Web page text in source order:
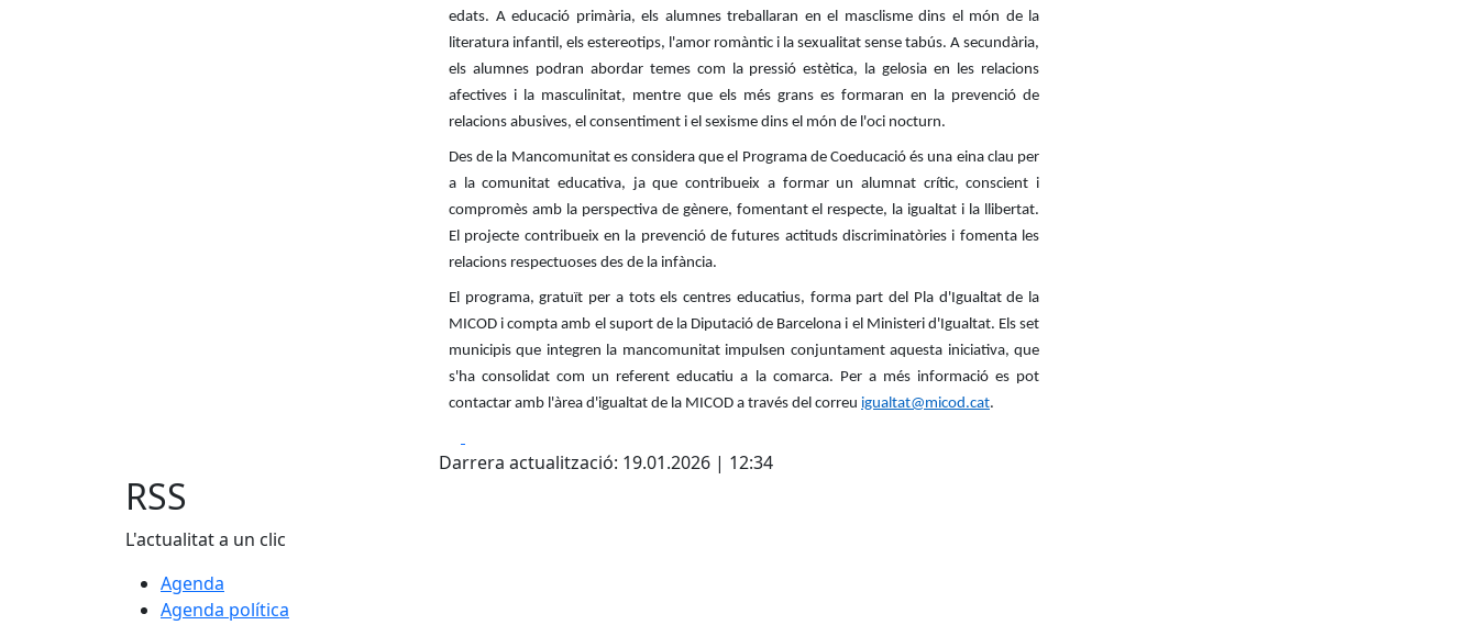
edats. A educació primària, els alumnes treballaran en el masclisme dins el món de la
literatura infantil, els estereotips, l'amor romàntic i la sexualitat sense tabús. A secundària,
els alumnes podran abordar temes com la pressió estètica, la gelosia en les relacions
afectives i la masculinitat, mentre que els més grans es formaran en la prevenció de
relacions abusives, el consentiment i el sexisme dins el món de l'oci nocturn.
Des de la Mancomunitat es considera que el Programa de Coeducació és una eina clau per
a la comunitat educativa, ja que contribueix a formar un alumnat crític, conscient i
compromès amb la perspectiva de gènere, fomentant el respecte, la igualtat i la llibertat.
El projecte contribueix en la prevenció de futures actituds discriminatòries i fomenta les
relacions respectuoses des de la infància.
El programa, gratuït per a tots els centres educatius, forma part del Pla d'Igualtat de la
MICOD i compta amb el suport de la Diputació de Barcelona i el Ministeri d'Igualtat. Els set
municipis que integren la mancomunitat impulsen conjuntament aquesta iniciativa, que
s'ha consolidat com un referent educatiu a la comarca. Per a més informació es pot
contactar amb l'àrea d'igualtat de la MICOD a través del correu igualtat@micod.cat.
Darrera actualització: 19.01.2026 | 12:34
RSS
L'actualitat a un clic
Agenda
Agenda política